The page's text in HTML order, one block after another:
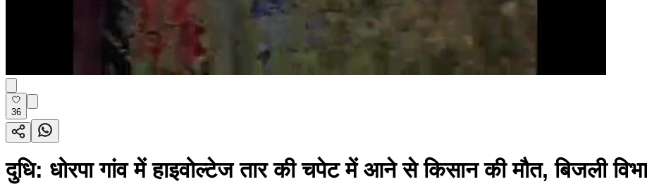
36
दुधि: धोरपा गांव में हाइवोल्टेज तार की चपेट में आने से किसान की मौत, बिजली